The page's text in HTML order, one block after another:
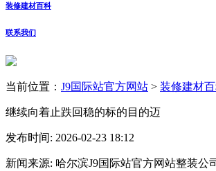
装修建材百科
联系我们
当前位置： J9国际站官方网站 > 装修建材
继续向着止跌回稳的标的目的迈
发布时间: 2026-02-23 18:12
新闻来源: 哈尔滨J9国际站官方网站整装公